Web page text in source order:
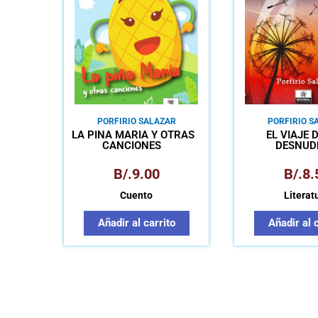
PORFIRIO SALAZAR
LA PIÑA MARÍA Y OTRAS
CANCIONES
B/.9.00
Cuento
Añadir al carrito
PORFIRIO
EL VIAJE
B/.
Añadir al